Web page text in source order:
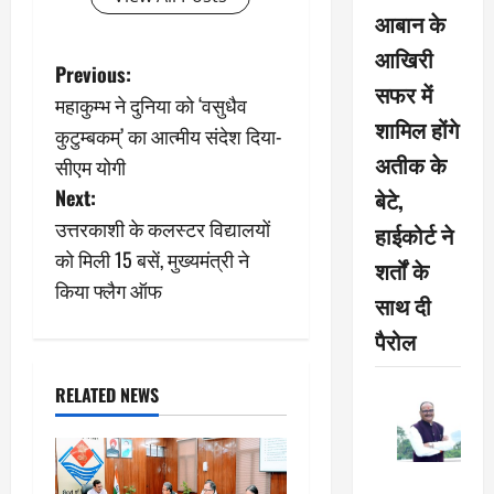
P
o
s
t
n
a
i
g
Previous:
महाकुम्भ ने दुनिया को ‘वसुधैव
कुटुम्बकम्’ का आत्मीय संदेश दिया-
सीएम योगी
Next:
उत्तरकाशी के कलस्टर विद्यालयों
काे मिली 15 बसें, मुख्यमंत्री ने
किया फ्लैग ऑफ
RELATED NEWS
आबान के
आखिरी
सफर में
शामिल होंगे
अतीक के
बेटे,
हाईकोर्ट ने
शर्तों के
साथ दी
पैरोल